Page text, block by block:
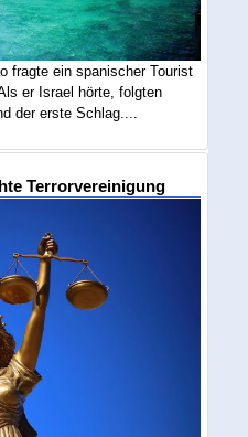
fragte ein spanischer Tourist
er Israel hörte, folgten
der erste Schlag....
Terrorvereinigung